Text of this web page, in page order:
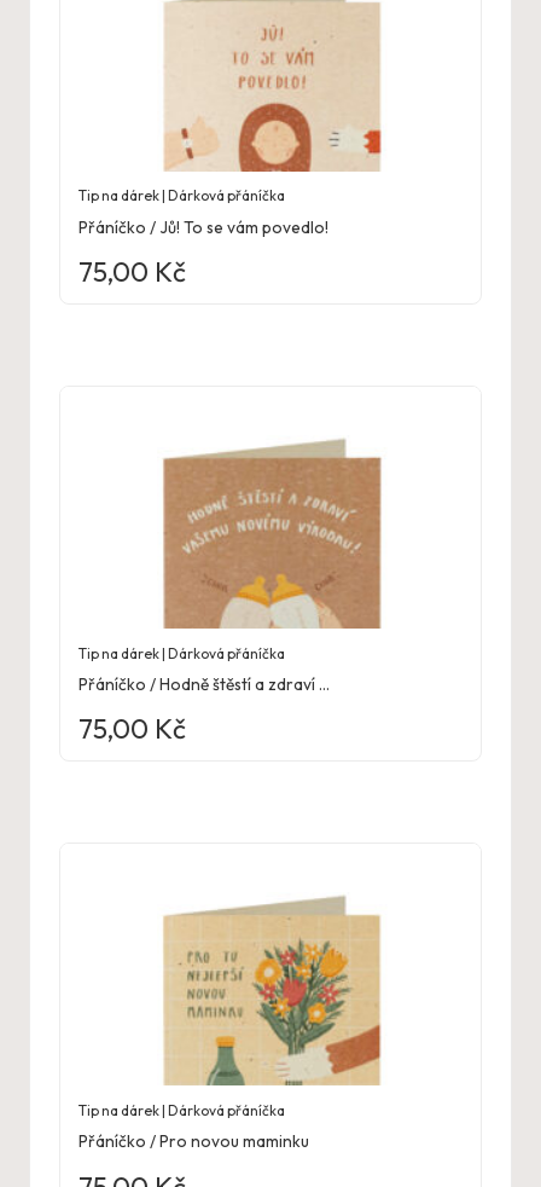
Tip na dárek | Dárková přáníčka
Přáníčko / Jů! To se vám povedlo!
75,00 Kč
Tip na dárek | Dárková přáníčka
Přáníčko / Hodně štěstí a zdraví …
75,00 Kč
Tip na dárek | Dárková přáníčka
Přáníčko / Pro novou maminku